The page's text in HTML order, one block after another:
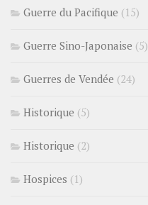
Guerre du Pacifique (15)
Guerre Sino-Japonaise (5)
Guerres de Vendée (24)
Historique (5)
Historique (2)
Hospices (1)